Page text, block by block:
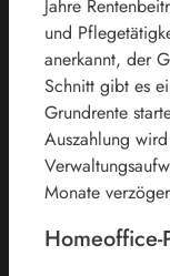
Jahre
und
anerkannt, der
Schnitt gibt es
Grundrente
Auszahlung
Monate
Homeoffice-